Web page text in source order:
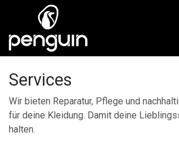
Zum Inhalt springen
Services
Wir bieten Reparatur, Pflege und
für deine Kleidung. Damit deine
halten.